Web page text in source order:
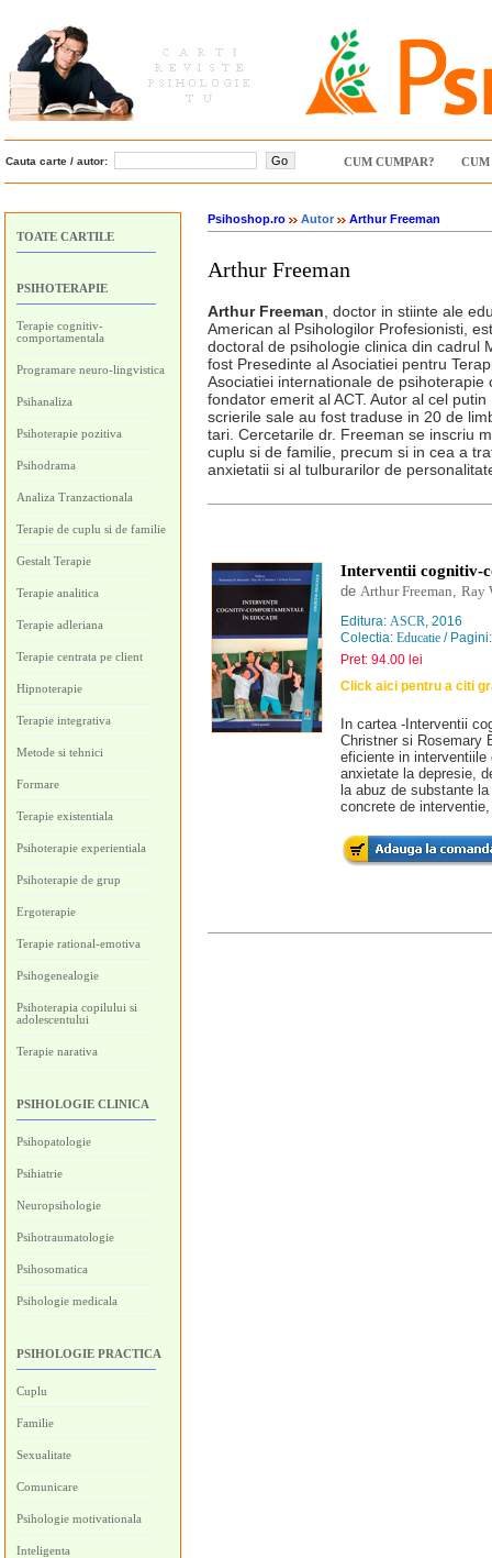
Cauta carte / autor: CUM CUMPAR? CUM
TOATE CARTILE
PSIHOTERAPIE
Terapie cognitiv-
comportamentala
Programare neuro-lingvistica
Psihanaliza
Psihoterapie pozitiva
Psihodrama
Analiza Tranzactionala
Terapie de cuplu si de familie
Gestalt Terapie
Terapie analitica
Terapie adleriana
Terapie centrata pe client
Hipnoterapie
Terapie integrativa
Metode si tehnici
Formare
Terapie existentiala
Psihoterapie experientiala
Psihoterapie de grup
Ergoterapie
Terapie rational-emotiva
Psihogenealogie
Psihoterapia copilului si
adolescentului
Terapie narativa
PSIHOLOGIE CLINICA
Psihopatologie
Psihiatrie
Neuropsihologie
Psihotraumatologie
Psihosomatica
Psihologie medicala
PSIHOLOGIE PRACTICA
Cuplu
Familie
Sexualitate
Comunicare
Psihologie motivationala
Inteligenta
Psihoshop.ro Autor Arthur Freeman
Arthur Freeman
Arthur Freeman , doctor in stiinte ale
American al Psihologilor Profesionisti,
doctoral de psihologie clinica din cadrul
fost Presedinte al Asociatiei pentru
Asociatiei internationale de
fondator emerit al ACT. Autor al cel
scrierile sale au fost traduse in 20 de
tari. Cercetarile dr. Freeman se inscriu
cuplu si de familie, precum si in cea a
anxietatii si al tulburarilor de
Interventii cognitiv-
de Arthur Freeman, Ray
Editura: ASCR, 2016
Colectia: Educatie /
Pret: 94.00 lei
Click aici pentru a citi
In cartea -Interventii
Christner si Rosemary
eficiente in interventiile
anxietate la depresie,
la abuz de substante
concrete de